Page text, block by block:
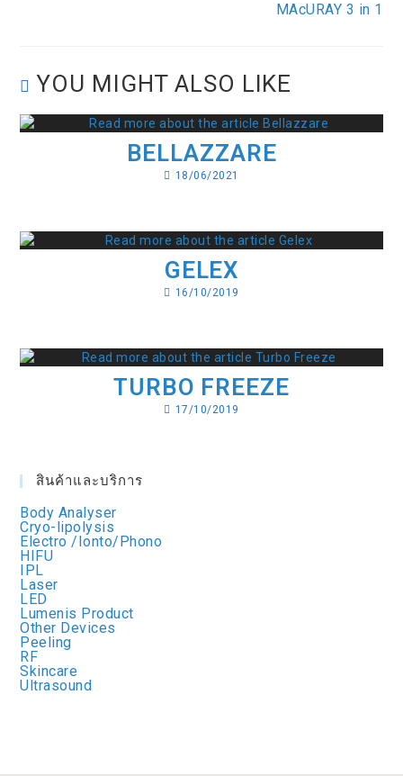
MAcURAY 3 in 1
YOU MIGHT ALSO LIKE
BELLAZZARE
18/06/2021
GELEX
16/10/2019
TURBO FREEZE
17/10/2019
สินค้าและบริการ
Body Analyser
Cryo-lipolysis
Electro /Ionto/Phono
HIFU
IPL
Laser
LED
Lumenis Product
Other Devices
Peeling
RF
Skincare
Ultrasound